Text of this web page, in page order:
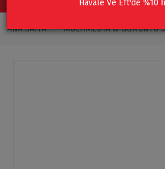
TÜM KATEGORİLER
ANA SAYFA MULTIMEDYA & GÖRÜNTÜ
Havale Ve Eft'de %10